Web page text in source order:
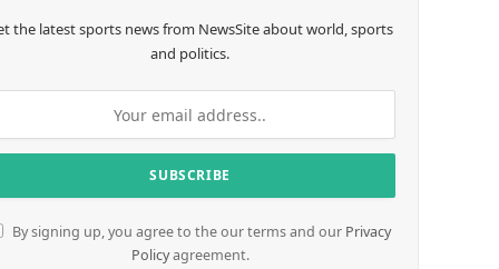
the latest sports news from NewsSite about world, sports
and politics.
By signing up, you agree to the our terms and our Privacy
Policyagreement.